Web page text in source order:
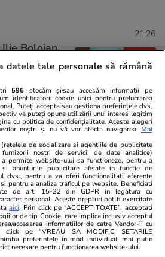
Exclusiv
21:26
Bolojan,
a
din
câte
cu același
puciști de
– Surse
14:02
un pistol
Tayyip
cu arma
datele tale personale să rămână
596 stocăm și/sau accesăm informații pe
identificatorii cookie unici pentru prelucrarea
Puteți accepta sau gestiona preferințele dvs.
vă puteți opune utilizării unui interes legitim
cu politica de confidențialitate. Aceste alegeri
noștri și nu vă vor afecta navigarea. Mai
de socializare si agentiile de publicitate
nostri de servicii de date analitice)
permite website-ului sa functioneze, pentru a
si anunturile publicitare afisate in functie de
dvs., pentru a va oferi functionalitati aferente
pentru a analiza traficul pe website. Beneficiati
de art. 15-22 din GDPR in legatura cu
personal. Aceste drepturi pot fi exercitate
aici. Prin click pe “ACCEPT TOATE”, acceptati
de tip Cookie, care implica inclusiv acceptul
accesarea informatiilor de catre Vendor-ii cu
click pe “VREAU SA MODIFIC SETARILE
preferintele in mod individual, mai putin
necesare pentru functionarea website-ului.